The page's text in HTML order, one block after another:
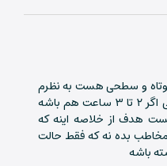
می‌بری؟
رو به چالش بکشه
علاقه داری
طالب هستی
و سطحی هست به نظرم
عمیقتر شدن رو کتاب حتی اگر ۲ تا ۳ ساعت هم باشه
هدف از خلاصه اینه که
بده نه که فقط حالت
باشه